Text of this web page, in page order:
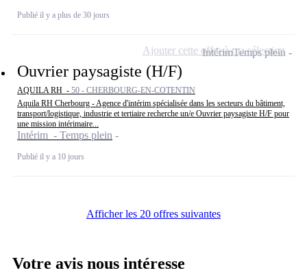
Publié il y a plus de 30 jours
Ouvrier paysagiste (H/F)
AQUILA RH - 50 - CHERBOURG-EN-COTENTIN
Aquila RH Cherbourg - Agence d'intérim spécialisée dans les secteurs du bâtiment,
transport/logistique, industrie et tertiaire recherche un/e Ouvrier paysagiste H/F pour
une mission intérimaire...
Intérim - Temps plein
Publié il y a 10 jours
IntérimTemps plein
Ajouter cette offre à ma sélection
Afficher les 20 offres suivantes
Votre avis nous intéresse